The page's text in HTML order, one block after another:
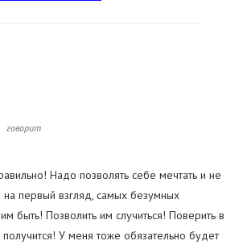
говорит
Надо позволять себе мечтать и не
на первый взгляд, самых безумных
быть! Позволить им случиться! Поверить в
получится! У меня тоже обязательно будет